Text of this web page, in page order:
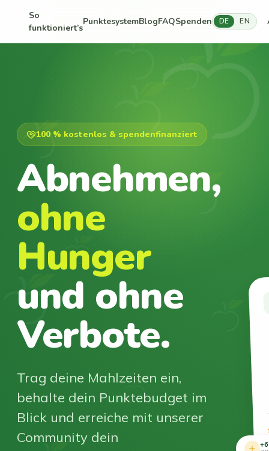
So
funktioniert’s
PunktesystemBlogFAQSpenden DE EN
100 % kostenlos & spendenfinanziert
Abnehmen,
ohne
Hunger
und ohne
Verbote.
Trag deine Mahlzeiten ein,
behalte dein Punktebudget im
Blick und erreiche mit unserer
Community dein